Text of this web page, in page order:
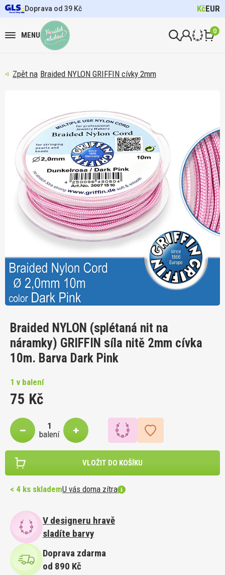
Doprava od 39 Kč KčEUR
MENU 0
Braided NYLON GRIFFIN cívky 2mm
Braided NYLON (splétaná nit na
náramky) GRIFFIN síla nitě 2mm cívka
10m. Barva Dark Pink
1 v balení
75 Kč
balení
VLOŽIT DO KOŠÍKU
< 4 ks sklademU vás doma zítra
V designeru hravě
sladíte barvy
Doprava zdarma
od 890 Kč